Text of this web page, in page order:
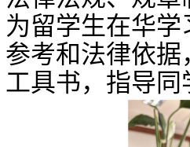
为留学生在华
参考和法律依
工具书，指导